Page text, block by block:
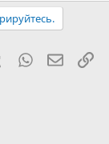
Tumblr WhatsApp